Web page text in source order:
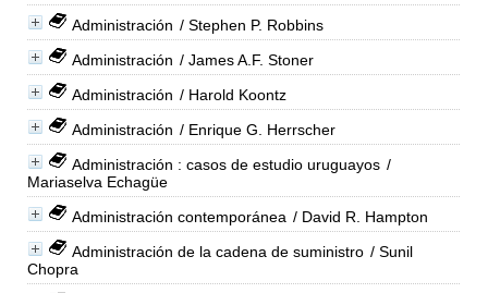
Administración / Stephen P. Robbins
Administración / James A.F. Stoner
Administración / Harold Koontz
Administración / Enrique G. Herrscher
Administración : casos de estudio uruguayos /
Mariaselva Echagüe
Administración contemporánea / David R. Hampton
Administración de la cadena de suministro / Sunil
Chopra